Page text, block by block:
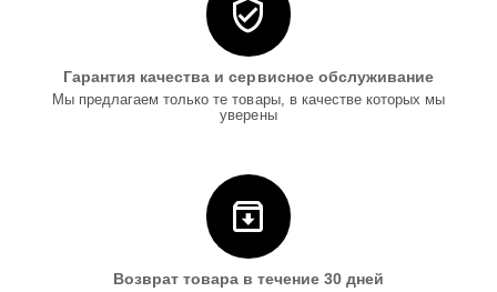
Гарантия качества и сервисное обслуживание
Мы предлагаем только те товары, в качестве которых мы
уверены
Возврат товара в течение 30 дней